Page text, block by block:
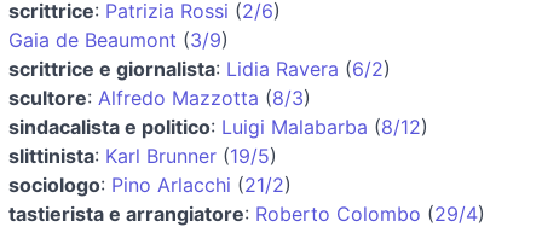
scrittrice: Patrizia Rossi (2/6)
Gaia de Beaumont (3/9)
scrittrice e giornalista: Lidia Ravera (6/2)
scultore: Alfredo Mazzotta (8/3)
sindacalista e politico: Luigi Malabarba (8/12)
slittinista: Karl Brunner (19/5)
sociologo: Pino Arlacchi (21/2)
tastierista e arrangiatore: Roberto Colombo (29/4)